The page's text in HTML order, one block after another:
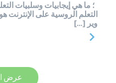
؛ ما هي إيجابيات وسلبيات
التعلم الروسية على الإنترنت
وير […]
عرض